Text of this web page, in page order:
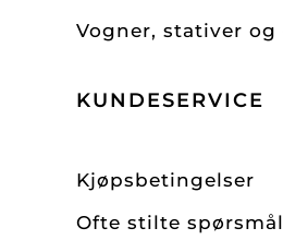
Vogner, stativer og
KUNDESERVICE
Kjøpsbetingelser
Ofte stilte spørsmål